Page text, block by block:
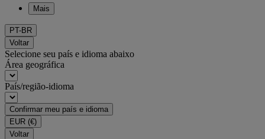
Mais
PT-BR
Voltar
Selecione seu país e idioma abaixo
Área geográfica
País/região-idioma
Confirmar meu país e idioma
EUR (€)
Voltar